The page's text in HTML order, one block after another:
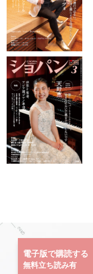
電子版で購読する
無料立ち読み有